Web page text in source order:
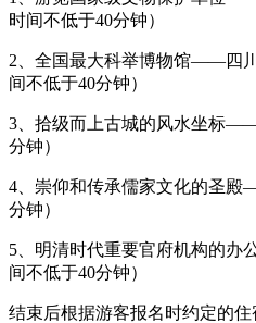
时间不低于40分钟）
2、全国最大科举博物馆——四
间不低于40分钟）
3、拾级而上古城的风水坐标
分钟）
4、崇仰和传承儒家文化的圣
分钟）
5、明清时代重要官府机构的
间不低于40分钟）
结束后根据游客报名时约定的